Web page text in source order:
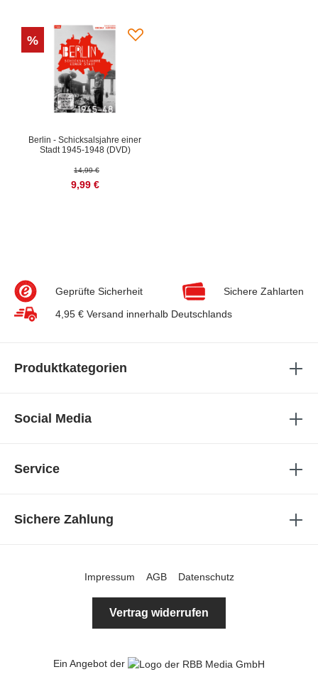
%
Berlin - Schicksalsjahre einer
Stadt 1945-1948 (DVD)
14,99 €
9,99 €
Geprüfte Sicherheit
Sichere Zahlarten
4,95 € Versand innerhalb Deutschlands
Produktkategorien
Social Media
Service
Sichere Zahlung
Ein Angebot der
Impressum AGB Datenschutz
Vertrag widerrufen